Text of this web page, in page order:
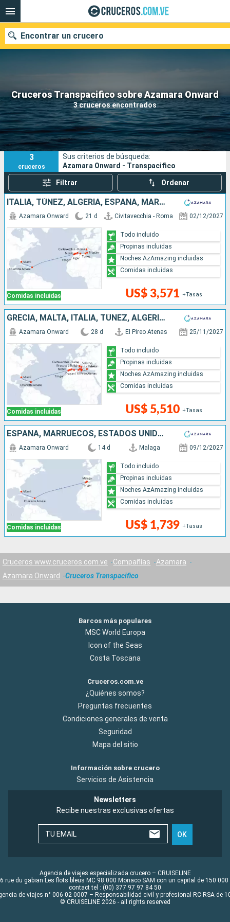
Cruceros Transpacifico sobre Azamara Onward
3 cruceros encontrados
Encontrar un crucero
Nuestros destinos
Fecha de salida
Puertos Compañías
Buscar
3
cruceros
Sus criterios de búsqueda:
Azamara Onward - Transpacifico
Filtrar Ordenar
ITALIA, TÚNEZ, ALGERIA, ESPAÑA, MARRUECOS, ESTADOS UNIDOS
Comidas incluidas
Azamara Onward 21 d Civitavecchia - Roma 02/12/2027
US$ 3,571 +Tasas
Todo incluido
Propinas incluidas
Noches AzAmazing incluidas
Comidas incluidas
GRECIA, MALTA, ITALIA, TÚNEZ, ALGERIA, ESPAÑA, MARRUECOS, ESTADOS UNIDOS
Comidas incluidas
Azamara Onward 28 d El Pireo Atenas 25/11/2027
US$ 5,510 +Tasas
Todo incluido
Propinas incluidas
Noches AzAmazing incluidas
Comidas incluidas
ESPAÑA, MARRUECOS, ESTADOS UNIDOS
Comidas incluidas
Azamara Onward 14 d Malaga 09/12/2027
US$ 1,739 +Tasas
Todo incluido
Propinas incluidas
Noches AzAmazing incluidas
Comidas incluidas
Cruceros www.cruceros.com.ve Compañías
Azamara
Azamara Onward
Cruceros Transpacifico
Barcos más populares
MSC World Europa
Icon of the Seas
Costa Toscana
Cruceros.com.ve
¿Quiénes somos?
Preguntas frecuentes
Condiciones generales de venta
Seguridad
Mapa del sitio
Información sobre crucero
Servicios de Asistencia
Newsletters
Recibe nuestras exclusivas ofertas
TU EMAIL OK
Agencia de viajes especializada crucero – CRUISELINE
rue du gabian Les flots bleus MC 98 000 Monaco SAM con un capital de 150 000
contact tel : (00) 377 97 97 84 50
de viajes n° 006 02 0007 – Responsabilidad civil y profesional RC RSA de
© CRUISELINE 2026 - all rights reserved